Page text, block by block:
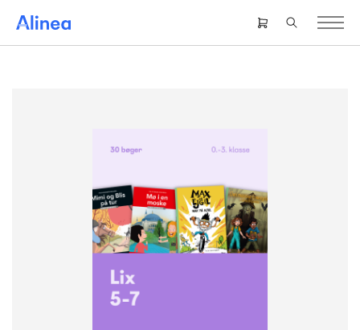
hovedindhold
Header
right